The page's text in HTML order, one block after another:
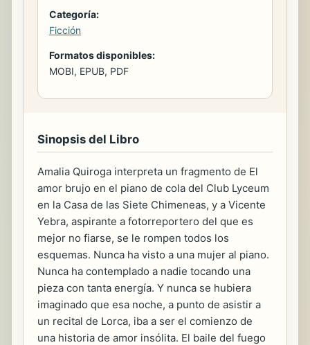
Categoría:
Ficción
Formatos disponibles:
MOBI, EPUB, PDF
Sinopsis del Libro
Amalia Quiroga interpreta un fragmento de El
amor brujo en el piano de cola del Club Lyceum
en la Casa de las Siete Chimeneas, y a Vicente
Yebra, aspirante a fotorreportero del que es
mejor no fiarse, se le rompen todos los
esquemas. Nunca ha visto a una mujer al piano.
Nunca ha contemplado a nadie tocando una
pieza con tanta energía. Y nunca se hubiera
imaginado que esa noche, a punto de asistir a
un recital de Lorca, iba a ser el comienzo de
una historia de amor insólita. El baile del fuego